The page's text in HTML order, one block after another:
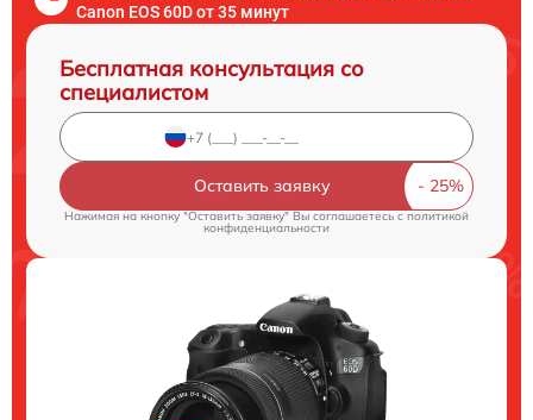
Canon EOS 60D от 35 минут
Бесплатная консультация со
специалистом
Оставить заявку
Нажимая на кнопку "Оставить заявку" Вы соглашаетесь cполитикой
конфиденциальности